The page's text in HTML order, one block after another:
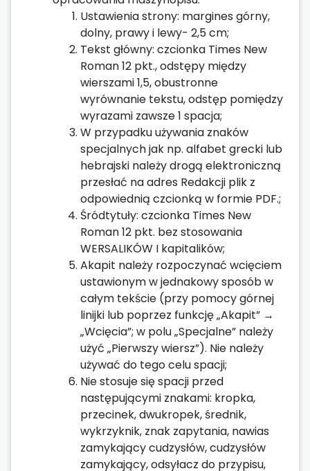
Ustawienia strony: margines górny,
dolny, prawy i lewy- 2,5 cm;
Tekst główny: czcionka Times New
Roman 12 pkt., odstępy między
wierszami 1,5, obustronne
wyrównanie tekstu, odstęp pomiędzy
wyrazami zawsze 1 spacja;
W przypadku używania znaków
specjalnych jak np. alfabet grecki lub
hebrajski należy drogą elektroniczną
przesłać na adres Redakcji plik z
odpowiednią czcionką w formie PDF.;
Śródtytuły: czcionka Times New
Roman 12 pkt. bez stosowania
WERSALIKÓW I kapitalików;
Akapit należy rozpoczynać wcięciem
ustawionym w jednakowy sposób w
całym tekście (przy pomocy górnej
linijki lub poprzez funkcję „Akapit” →
„Wcięcia”; w polu „Specjalne” należy
użyć „Pierwszy wiersz”). Nie należy
używać do tego celu spacji;
Nie stosuje się spacji przed
następującymi znakami: kropka,
przecinek, dwukropek, średnik,
wykrzyknik, znak zapytania, nawias
zamykający cudzysłów, cudzysłów
zamykający, odsyłacz do przypisu,